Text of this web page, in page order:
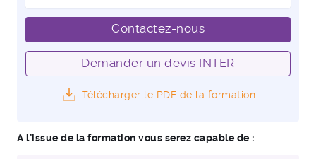
Contactez-nous
Demander un devis INTER
Télécharger le PDF de la formation
A l’issue de la formation vous serez capable de :